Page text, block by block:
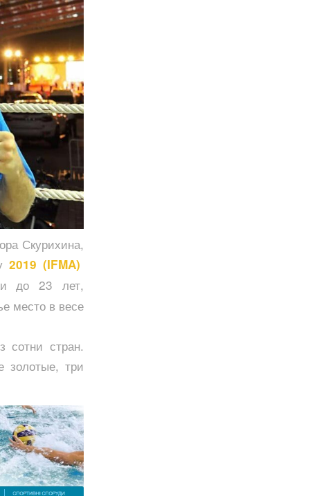
Скурихина,
2019 (IFMA)
до 23 лет,
место в весе
сотни стран.
золотые, три